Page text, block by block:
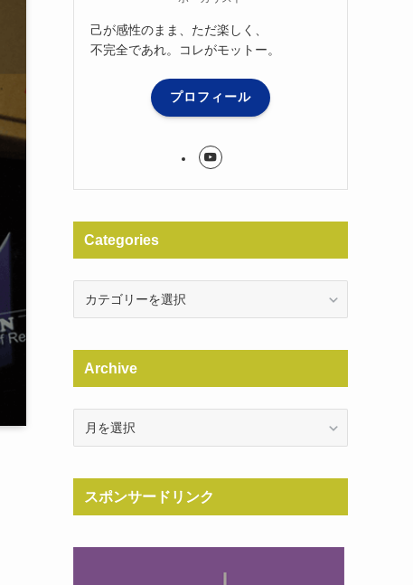
己が感性のまま、ただ楽しく、
不完全であれ。コレがモットー。
プロフィール
Categories
Archive
スポンサードリンク